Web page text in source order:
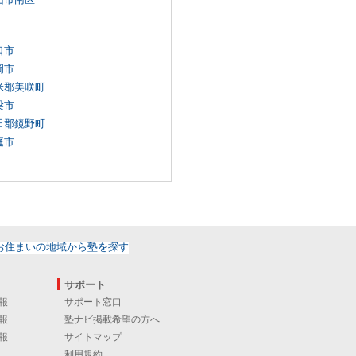
市
市
郡美咲町
市
郡鏡野町
市
サポート
サポート窓口
塾ナビ掲載希望の方へ
サイトマップ